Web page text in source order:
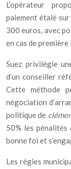
L’opérateur
paiement étalé
300 euros, avec
en cas de
Suez privilégie
d’un conseiller
Cette méthode
négociation
politique de
50% les
bonne foi et
Les régies